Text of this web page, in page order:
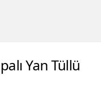
Yan Tüllü